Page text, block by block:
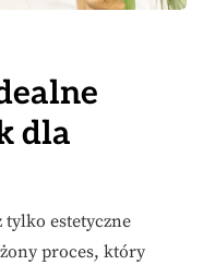
dla
estetyczne
proces, który